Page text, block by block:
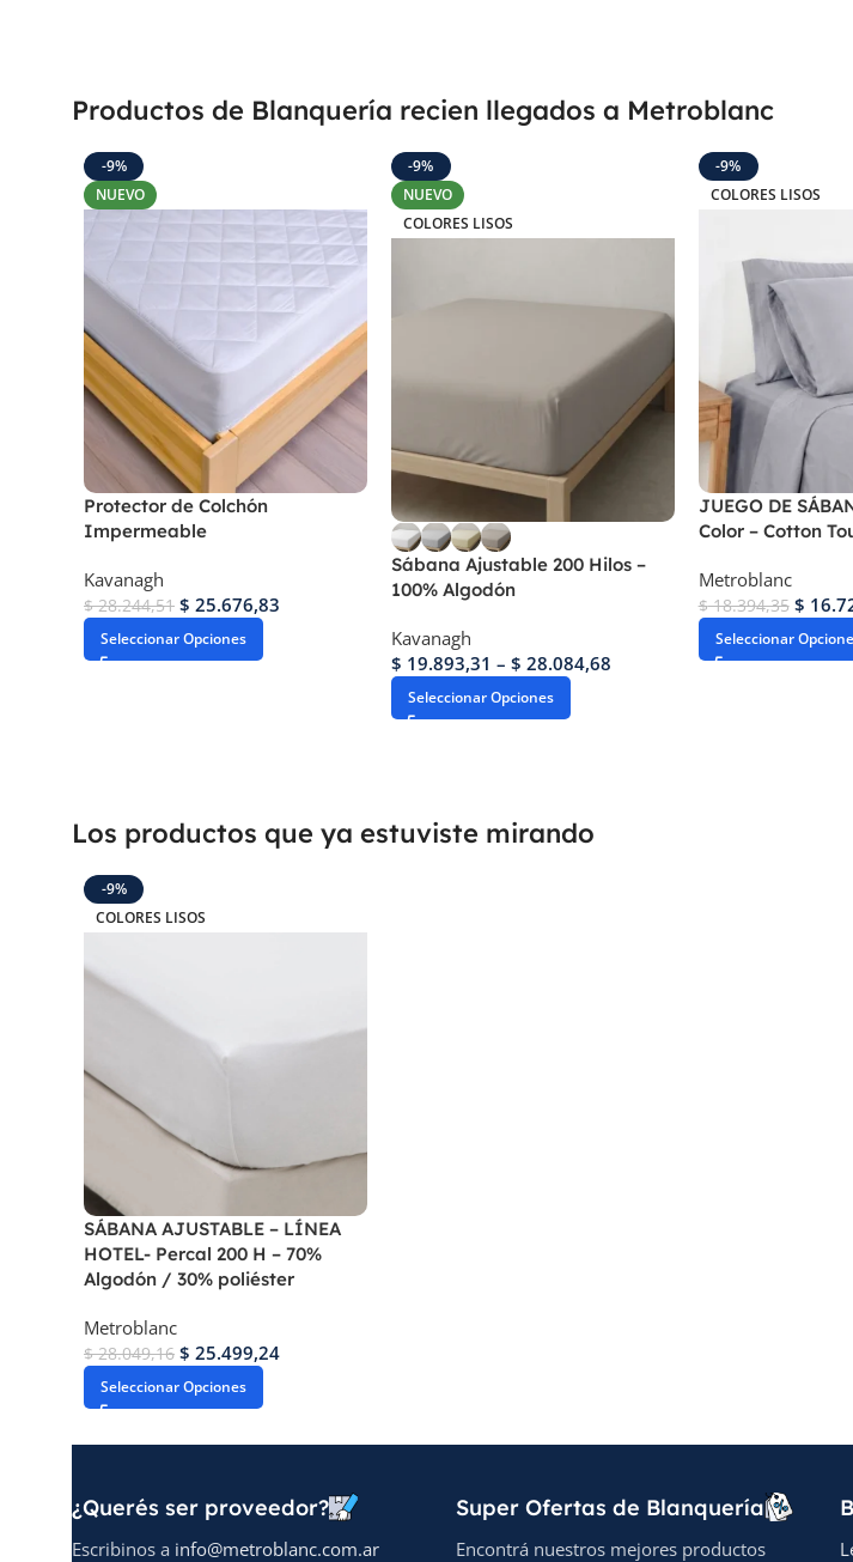
Productos de Blanquería recien llegados a Metroblanc
-9%
NUEVO
Protector de Colchón
Impermeable
Kavanagh
$28.244,51 $ 25.676,83
Seleccionar Opciones
-9%
NUEVO
COLORES LISOS
Sábana Ajustable 200 Hilos –
100% Algodón
Kavanagh
$ 19.893,31 – $ 28.084,68
Seleccionar Opciones
-9%
COLORES LISOS
JUEGO DE
Color – Cotton
Metroblanc
$18.394,35 $
Seleccionar
Los productos que ya estuviste mirando
-9%
COLORES LISOS
SÁBANA AJUSTABLE – LÍNEA
HOTEL- Percal 200 H – 70%
Algodón / 30% poliéster
Metroblanc
$28.049,16 $ 25.499,24
Seleccionar Opciones
¿Querés ser proveedor?
Escribinos a info@metroblanc.com.ar
Super Ofertas de Blanquería
Encontrá nuestros mejores productos